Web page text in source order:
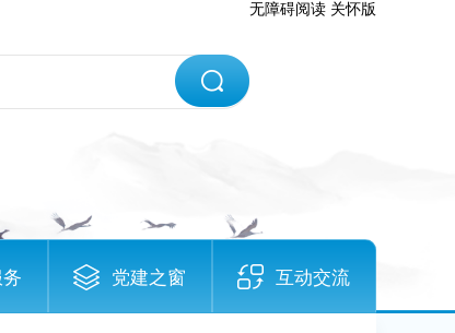
无障碍阅读 关怀版
党建之窗 互动交流